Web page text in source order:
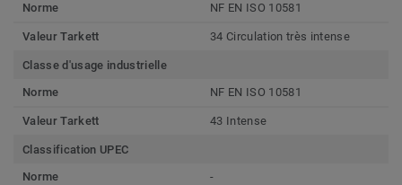
Norme
NF EN ISO 10581
Valeur Tarkett 34 Circulation très intense
Classe d'usage industrielle
Norme
NF EN ISO 10581
Valeur Tarkett 43 Intense
Classification UPEC
Norme
-